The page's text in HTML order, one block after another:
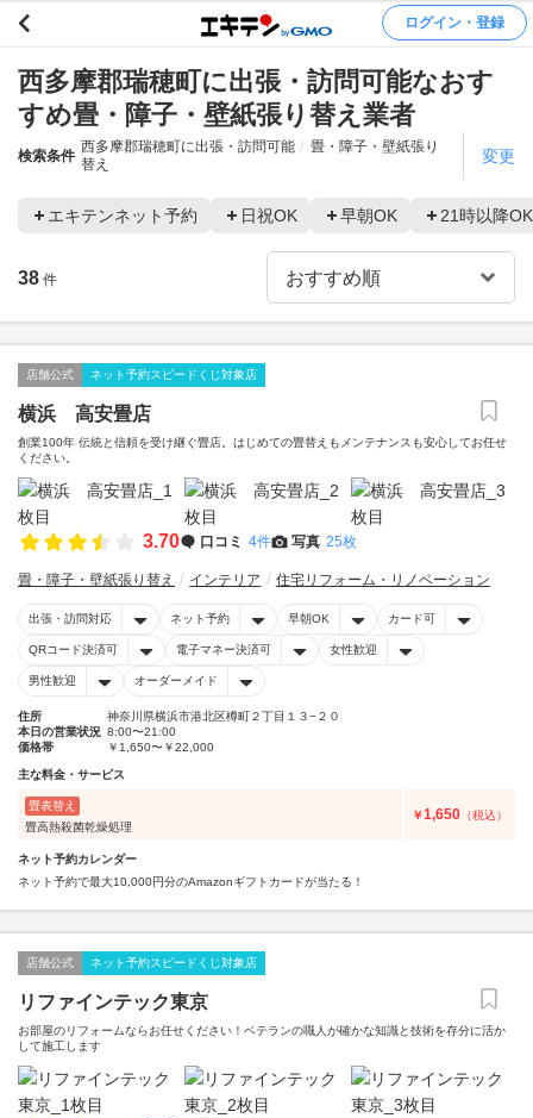
ログイン・登録
西多摩郡瑞穂町に出張・訪問可能なおす
すめ畳・障子・壁紙張り替え業者
検索条件
西多摩郡瑞穂町に出張・訪問可能
畳・障子・壁紙張り
替え
変更
エキテンネット予約 日祝OK 早朝OK 21時以降OK
38 件
店舗公式 ネット予約スピードくじ対象店
横浜 高安畳店
創業100年 伝統と信頼を受け継ぐ畳店。はじめての畳替えもメンテナンスも安心してお任せ
ください。
3.70 口コミ 4件 写真 25枚
畳・障子・壁紙張り替え インテリア 住宅リフォーム・リノベーション
出張・訪問対応 ネット予約 早朝OK カード可
QRコード決済可 電子マネー決済可 女性歓迎
男性歓迎 オーダーメイド
住所
神奈川県横浜市港北区樽町２丁目１３−２０
本日の営業状況 8:00〜21:00
価格帯
￥1,650〜￥22,000
主な料金・サービス
畳表替え
畳高熱殺菌乾燥処理
￥1,650 （税込）
ネット予約カレンダー
ネット予約で最大10,000円分のAmazonギフトカードが当たる！
店舗公式 ネット予約スピードくじ対象店
リファインテック東京
お部屋のリフォームならお任せください！ベテランの職人が確かな知識と技術を存分に活か
して施工します